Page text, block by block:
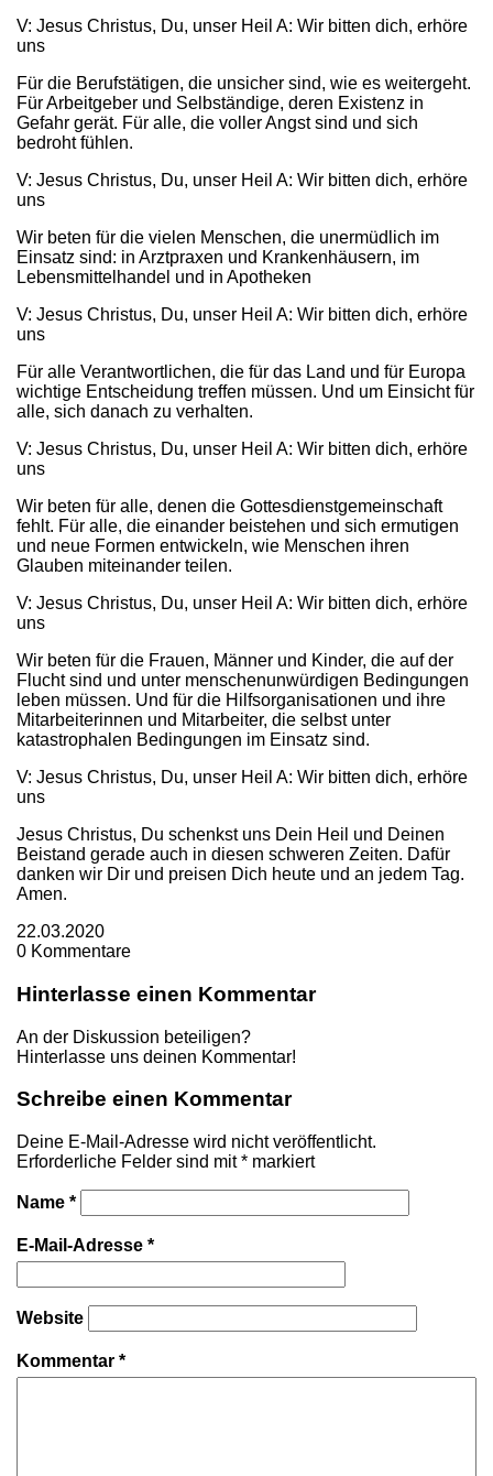
V: Jesus Christus, Du, unser Heil A: Wir bitten dich, erhöre
uns
Für die Berufstätigen, die unsicher sind, wie es weitergeht.
Für Arbeitgeber und Selbständige, deren Existenz in
Gefahr gerät. Für alle, die voller Angst sind und sich
bedroht fühlen.
V: Jesus Christus, Du, unser Heil A: Wir bitten dich, erhöre
uns
Wir beten für die vielen Menschen, die unermüdlich im
Einsatz sind: in Arztpraxen und Krankenhäusern, im
Lebensmittelhandel und in Apotheken
V: Jesus Christus, Du, unser Heil A: Wir bitten dich, erhöre
uns
Für alle Verantwortlichen, die für das Land und für Europa
wichtige Entscheidung treffen müssen. Und um Einsicht für
alle, sich danach zu verhalten.
V: Jesus Christus, Du, unser Heil A: Wir bitten dich, erhöre
uns
Wir beten für alle, denen die Gottesdienstgemeinschaft
fehlt. Für alle, die einander beistehen und sich ermutigen
und neue Formen entwickeln, wie Menschen ihren
Glauben miteinander teilen.
V: Jesus Christus, Du, unser Heil A: Wir bitten dich, erhöre
uns
Wir beten für die Frauen, Männer und Kinder, die auf der
Flucht sind und unter menschenunwürdigen Bedingungen
leben müssen. Und für die Hilfsorganisationen und ihre
Mitarbeiterinnen und Mitarbeiter, die selbst unter
katastrophalen Bedingungen im Einsatz sind.
V: Jesus Christus, Du, unser Heil A: Wir bitten dich, erhöre
uns
Jesus Christus, Du schenkst uns Dein Heil und Deinen
Beistand gerade auch in diesen schweren Zeiten. Dafür
danken wir Dir und preisen Dich heute und an jedem Tag.
Amen.
22.03.2020
0 Kommentare
Hinterlasse einen Kommentar
An der Diskussion beteiligen?
Hinterlasse uns deinen Kommentar!
Schreibe einen Kommentar
Deine E-Mail-Adresse wird nicht veröffentlicht.
Erforderliche Felder sind mit* markiert
Name *
E-Mail-Adresse *
Website
Kommentar *